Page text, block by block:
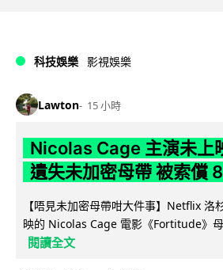
科技娛樂 影視娛樂
Lawton 15 小時
Nicolas Cage 主演未上
遺失未加密母帶 被索償
【唔見未加密母帶咁大件事】Netflix 洛
映的 Nicolas Cage 電影《Fortitude》
閱讀全文